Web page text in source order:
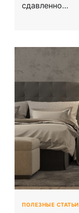
сдавленно…
ПОЛЕЗНЫЕ СТАТЬИ